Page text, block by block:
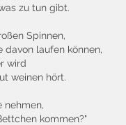
zu tun gibt.
Spinnen,
laufen können,
wird
weinen hört.
nehmen,
kommen?"